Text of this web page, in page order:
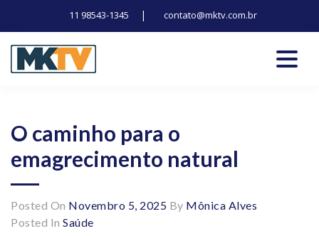
11 98543-1345 | contato@mktv.com.br
content
O caminho para o
emagrecimento natural
Posted On Novembro 5, 2025 By Mônica Alves
Posted In Saúde